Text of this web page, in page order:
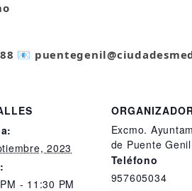
📧
2023
- 11:30 PM
Excmo.
de Puente Genil
Teléfono
957605034